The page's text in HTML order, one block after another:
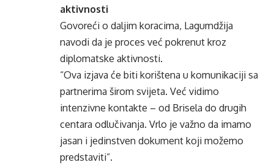
aktivnosti
Govoreći o daljim koracima, Lagumdžija
navodi da je proces već pokrenut kroz
diplomatske aktivnosti.
“Ova izjava će biti korištena u komunikaciji sa
partnerima širom svijeta. Već vidimo
intenzivne kontakte – od Brisela do drugih
centara odlučivanja. Vrlo je važno da imamo
jasan i jedinstven dokument koji možemo
predstaviti”.